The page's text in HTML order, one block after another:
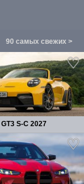
90 самых свежих >
S-C 2027